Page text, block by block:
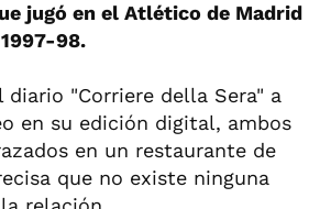
jugó en el Atlético de Madrid
98.
diario "Corriere della Sera" a
en su edición digital, ambos
en un restaurante de
que no existe ninguna